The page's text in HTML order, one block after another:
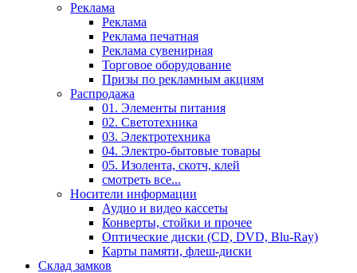
Реклама
Реклама
Реклама печатная
Реклама сувенирная
Торговое оборудование
Призы по рекламным акциям
Распродажа
01. Элементы питания
02. Светотехника
03. Электротехника
04. Электро-бытовые товары
05. Изолента, скотч, клей
смотреть все...
Носители информации
Аудио и видео кассеты
Конверты, стойки и прочее
Оптические диски (CD, DVD, Blu-Ray)
Карты памяти, флеш-диски
Склад замков